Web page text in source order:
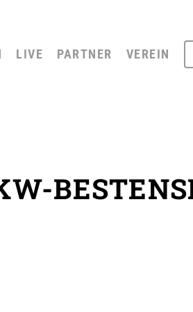
LIVE PARTNER VEREIN